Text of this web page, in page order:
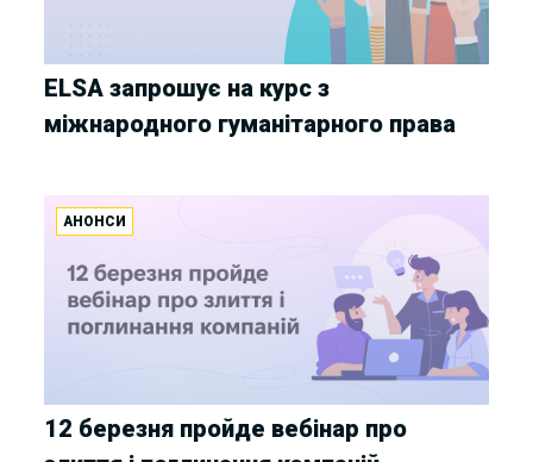
ELSA запрошує на курс з
міжнародного гуманітарного права
АНОНСИ
12 березня пройде вебінар про